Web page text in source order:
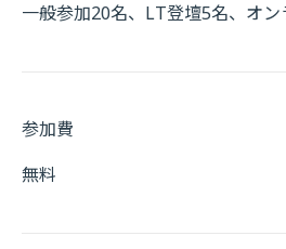
一般参加20名、LT登壇5名、オ
参加費
無料